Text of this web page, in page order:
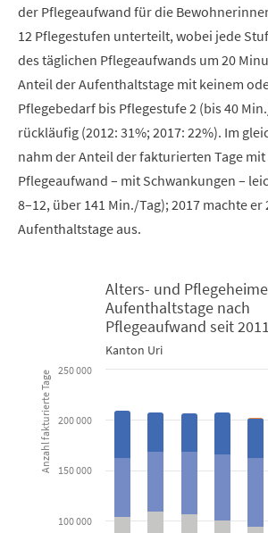
der Pflegeaufwand für die
12 Pflegestufen unterteilt, wobei jede
des täglichen Pflegeaufwands um 20
Anteil der Aufenthaltstage mit keinem
Pflegebedarf bis Pflegestufe 2 (bis 40
rückläufig (2012: 31%; 2017: 22%). Im
nahm der Anteil der fakturierten Tage
Pflegeaufwand – mit Schwankungen –
8–12, über 141 Min./Tag); 2017 machte
Aufenthaltstage aus.
Alters- und Pflegeheime: Fakturierte
Bar chart with 6 data series.
Kanton Uri
View as data table, Alters- und
The chart has 1 X axis displaying
Anzahl fakturierte Tage
Alters- und
Aufenthaltstage nach
Pflegeaufwand seit 2011
Kanton Uri
100 000
150 000
200 000
250 000